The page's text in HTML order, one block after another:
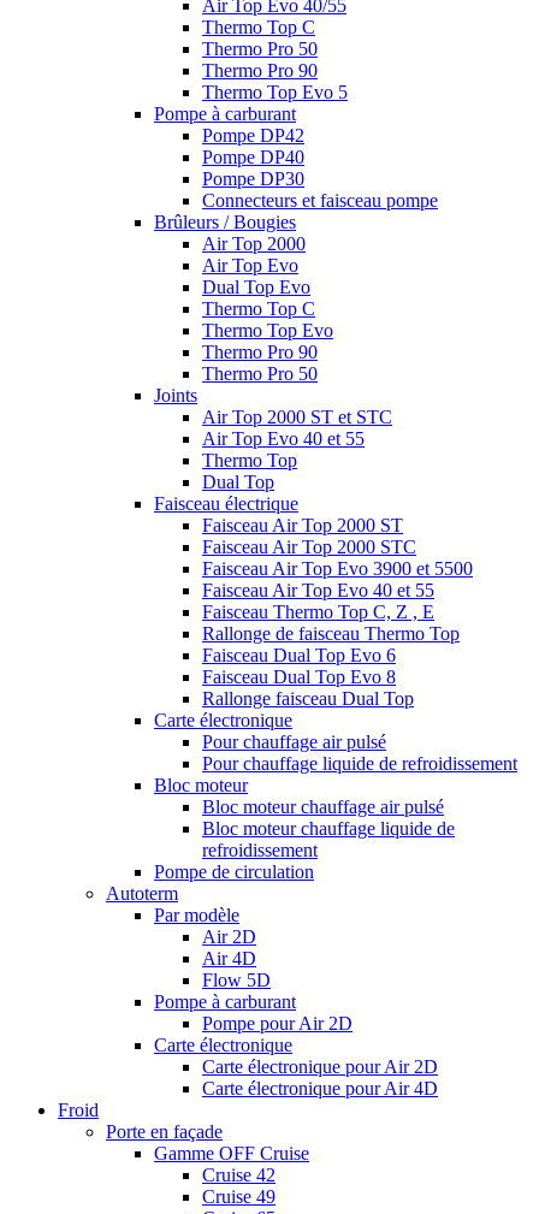
Air Top Evo 40/55
Thermo Top C
Thermo Pro 50
Thermo Pro 90
Thermo Top Evo 5
Pompe à carburant
Pompe DP42
Pompe DP40
Pompe DP30
Connecteurs et faisceau pompe
Brûleurs / Bougies
Air Top 2000
Air Top Evo
Dual Top Evo
Thermo Top C
Thermo Top Evo
Thermo Pro 90
Thermo Pro 50
Joints
Air Top 2000 ST et STC
Air Top Evo 40 et 55
Thermo Top
Dual Top
Faisceau électrique
Faisceau Air Top 2000 ST
Faisceau Air Top 2000 STC
Faisceau Air Top Evo 3900 et 5500
Faisceau Air Top Evo 40 et 55
Faisceau Thermo Top C, Z , E
Rallonge de faisceau Thermo Top
Faisceau Dual Top Evo 6
Faisceau Dual Top Evo 8
Rallonge faisceau Dual Top
Carte électronique
Pour chauffage air pulsé
Pour chauffage liquide de refroidissement
Bloc moteur
Bloc moteur chauffage air pulsé
Bloc moteur chauffage liquide de
refroidissement
Pompe de circulation
Autoterm
Par modèle
Air 2D
Air 4D
Flow 5D
Pompe à carburant
Pompe pour Air 2D
Carte électronique
Carte électronique pour Air 2D
Carte électronique pour Air 4D
Froid
Porte en façade
Gamme OFF Cruise
Cruise 42
Cruise 49